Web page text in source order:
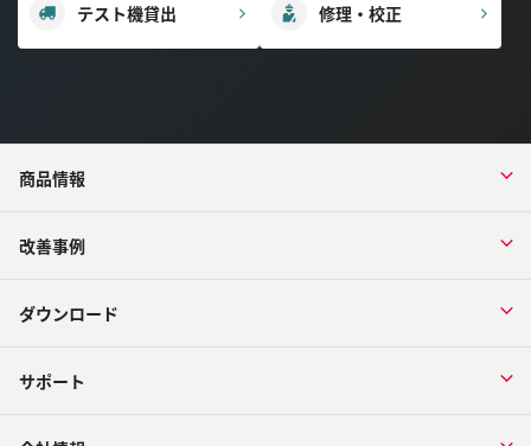
テスト機貸出 修理・校正
商品情報
改善事例
ダウンロード
サポート